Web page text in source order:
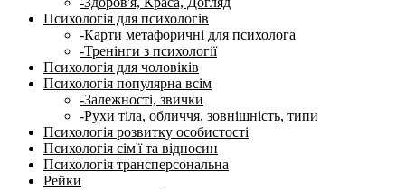
Психологія для психологів
-Карти метафоричні для психолога
-Тренінги з психології
Психологія для чоловіків
Психологія популярна всім
-Залежності, звички
-Рухи тіла, обличчя, зовнішність, типи
Психологія розвитку особистості
Психологія сім'ї та відносин
Психологія трансперсональна
Рейки